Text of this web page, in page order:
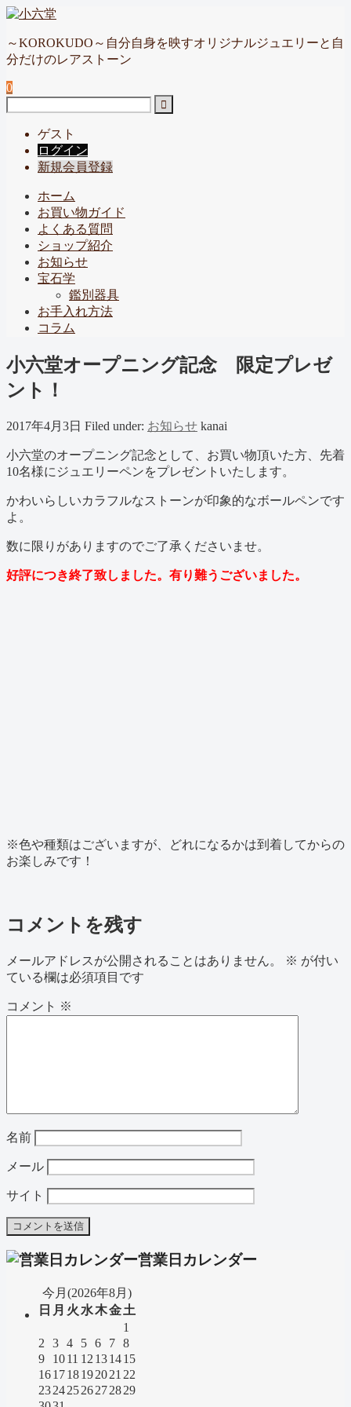
～KOROKUDO～自分自身を映すオリジナルジュエリーと自
分だけのレアストーン
0
ゲスト
ログイン
新規会員登録
ホーム
お買い物ガイド
よくある質問
ショップ紹介
お知らせ
宝石学
鑑別器具
お手入れ方法
コラム
小六堂オープニング記念 限定プレゼ
ント！
2017年4月3日 Filed under: お知らせ kanai
小六堂のオープニング記念として、お買い物頂いた方、先着
10名様にジュエリーペンをプレゼントいたします。
かわいらしいカラフルなストーンが印象的なボールペンです
よ。
数に限りがありますのでご了承くださいませ。
好評につき終了致しました。有り難うございました。
※色や種類はございますが、どれになるかは到着してからの
お楽しみです！
コメントを残す
メールアドレスが公開されることはありません。 ※ が付い
ている欄は必須項目です
コメント ※
名前
メール
サイト
営業日カレンダー
今月(2026年8月)
日 月 火 水木金土
1
2
3 4 5 6 7 8
9
1011 12 131415
161718192021 22
23242526272829